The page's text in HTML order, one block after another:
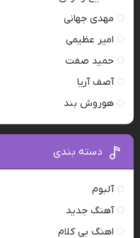
مهدی جهانی
امیر عظیمی
حمید صفت
آصف آریا
هوروش بند
دسته بندی
آلبوم
آهنگ جدید
اهنگ بی کلام